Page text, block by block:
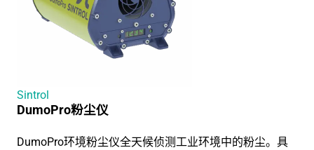
Sintrol
DumoPro粉尘仪
DumoPro环境粉尘仪全天候侦测工业环境中的粉尘。具